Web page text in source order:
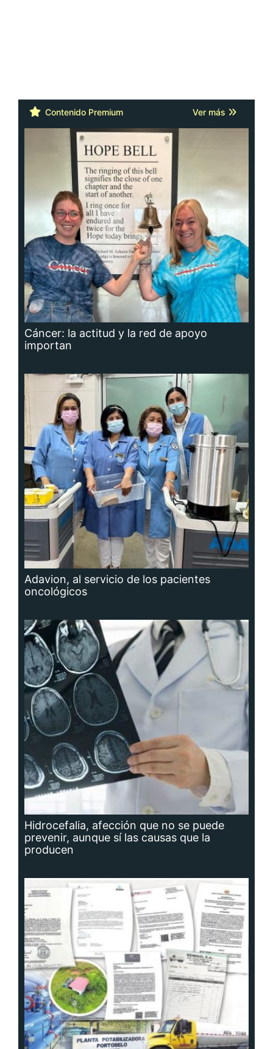
Contenido Premium Ver más
Cáncer: la actitud y la red de apoyo
importan
Adavion, al servicio de los pacientes
oncológicos
Hidrocefalia, afección que no se puede
prevenir, aunque sí las causas que la
producen